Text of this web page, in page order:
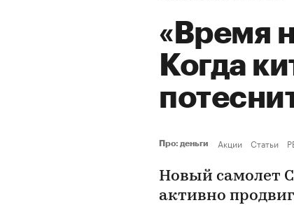
Рынок наличной валюты
«Время
Когда
Про: деньги Акции Статьи
Новый самолет
активно